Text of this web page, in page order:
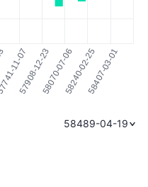
58489-04-19